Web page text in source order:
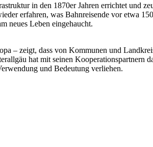
in den 1870er Jahren errichtet und
erfahren, was Bahnreisende vor etwa
neues Leben eingehaucht.
– zeigt, dass von Kommunen und
hat mit seinen Kooperationspartnern
und Bedeutung verliehen.